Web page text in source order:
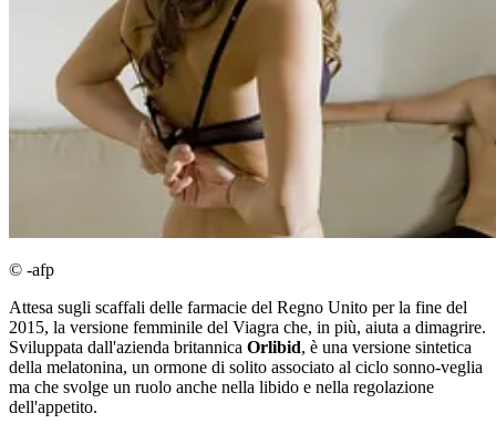
© -afp
Attesa sugli scaffali delle farmacie del Regno Unito per la fine del
2015, la versione femminile del Viagra che, in più, aiuta a dimagrire.
Sviluppata dall'azienda britannica Orlibid, è una versione sintetica
della melatonina, un ormone di solito associato al ciclo sonno-veglia
ma che svolge un ruolo anche nella libido e nella regolazione
dell'appetito.